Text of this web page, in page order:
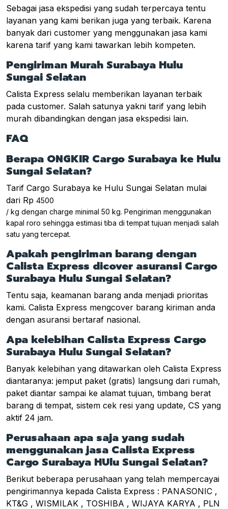
Sebagai jasa ekspedisi yang sudah terpercaya tentu
layanan yang kami berikan juga yang terbaik. Karena
banyak dari customer yang menggunakan jasa kami
karena tarif yang kami tawarkan lebih kompeten.
Pengiriman Murah Surabaya Hulu
Sungai Selatan
Calista Express selalu memberikan layanan terbaik
pada customer. Salah satunya yakni tarif yang lebih
murah dibandingkan dengan jasa ekspedisi lain.
FAQ
Berapa ONGKIR Cargo Surabaya ke Hulu
Sungai Selatan?
Tarif Cargo Surabaya ke Hulu Sungai Selatan mulai
dari Rp 4500
/ kg dengan charge minimal 50 kg. Pengiriman menggunakan
kapal roro sehingga estimasi tiba di tempat tujuan menjadi salah
satu yang tercepat.
Apakah pengiriman barang dengan
Calista Express dicover asuransi Cargo
Surabaya Hulu Sungai Selatan?
Tentu saja, keamanan barang anda menjadi prioritas
kami. Calista Express mengcover barang kiriman anda
dengan asuransi bertaraf nasional.
Apa kelebihan Calista Express Cargo
Surabaya Hulu Sungai Selatan?
Banyak kelebihan yang ditawarkan oleh Calista Express
diantaranya: jemput paket (gratis) langsung dari rumah,
paket diantar sampai ke alamat tujuan, timbang berat
barang di tempat, sistem cek resi yang update, CS yang
aktif 24 jam.
Perusahaan apa saja yang sudah
menggunakan jasa Calista Express
Cargo Surabaya HUlu Sungai Selatan?
Berikut beberapa perusahaan yang telah mempercayai
pengirimannya kepada Calista Express : PANASONIC ,
KT&G , WISMILAK , TOSHIBA , WIJAYA KARYA , PLN